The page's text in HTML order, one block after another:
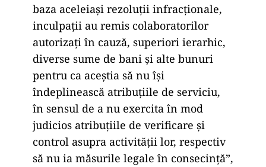
baza aceleiaşi rezoluţii infracţionale,
inculpaţii au remis colaboratorilor
autorizaţi în cauză, superiori ierarhic,
diverse sume de bani şi alte bunuri
pentru ca aceştia să nu îşi
îndeplinească atribuţiile de serviciu,
în sensul de a nu exercita în mod
judicios atribuţiile de verificare şi
control asupra activităţii lor, respectiv
să nu ia măsurile legale în consecinţă”,